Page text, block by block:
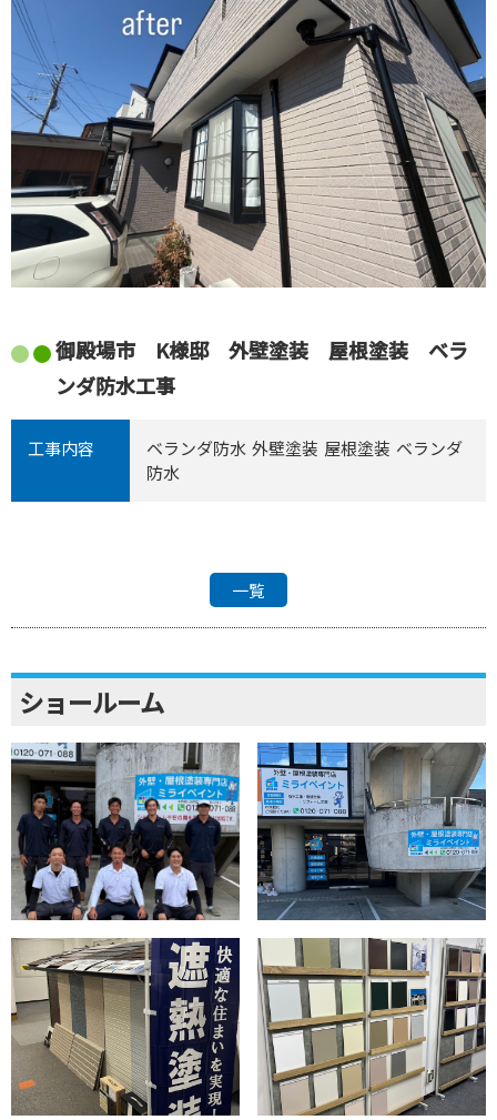
御殿場市 K様邸 外壁塗装 屋根塗装 ベラ
ンダ防水工事
工事内容 ベランダ防水 外壁塗装 屋根塗装 ベランダ
防水
一覧
ショールーム